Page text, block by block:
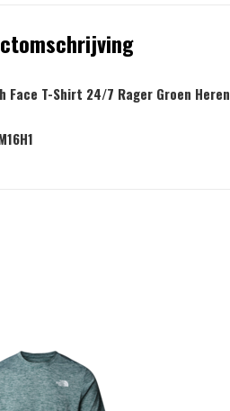
Face T-Shirt 24/7 Rager Groen Heren